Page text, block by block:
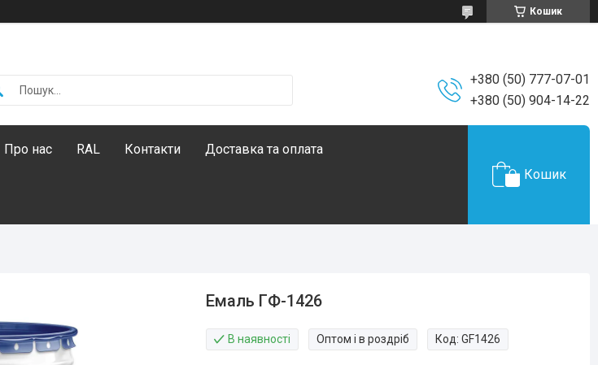
Кошик
+380 (50) 777-07-01
+380 (50) 904-14-22
Про нас RAL Контакти Доставка та оплата
Кошик
Емаль ГФ-1426
В наявності Оптом і в роздріб Код:GF1426